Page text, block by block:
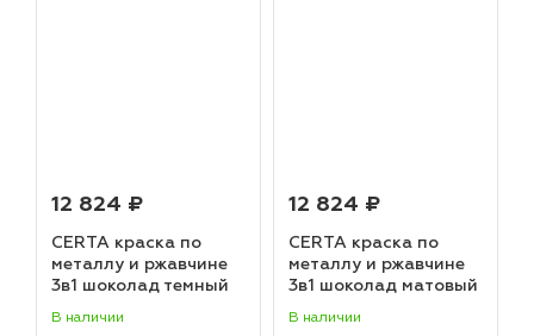
12 824 ₽
CERTA краска по
металлу и ржавчине
3в1 шоколад темный
(20,0кг)
В наличии
12 824 ₽
CERTA краска по
металлу и ржавчине
3в1 шоколад матовый
В наличии